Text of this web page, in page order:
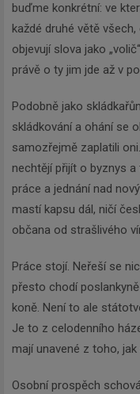
buďme konkrétní: ve
každé druhé větě
objevují slova jako
právě o ty jim jde až v
Podobně jako
skládkování a ohání se
samozřejmě zaplatili
nechtějí přijít o byznys
práce a jednání nad
mastí kapsu dál, ničí
občana od strašlivého
Práce stojí. Neřeší se
přesto chodí
koně. Není to ale
Je to z celodenního
mají unavené z toho,
Osobní prospěch